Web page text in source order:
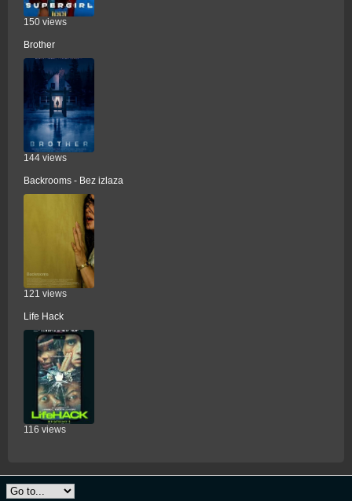
150 views
Brother
144 views
Backrooms - Bez izlaza
121 views
Life Hack
116 views